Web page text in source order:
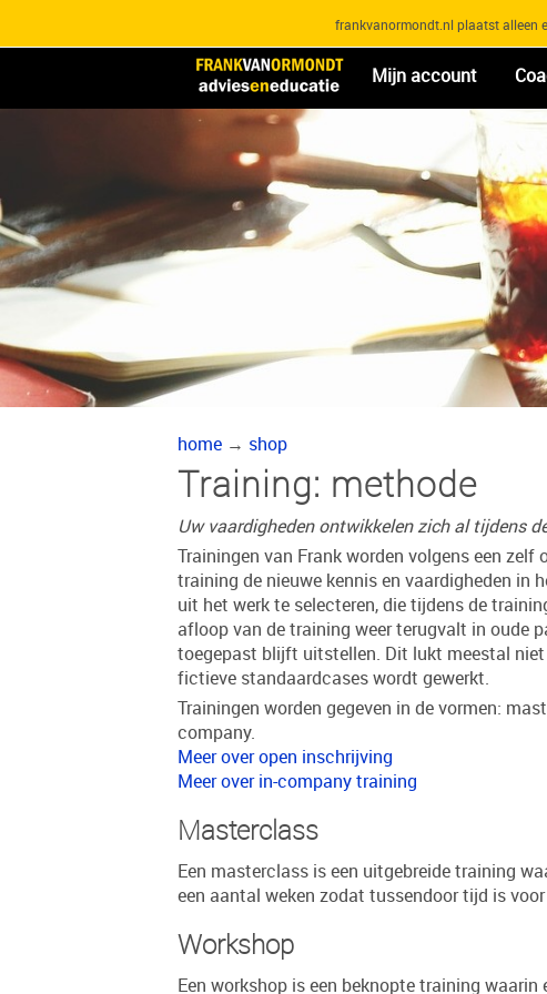
frankvanormondt.nl plaatst alleen
Mijn account
home → shop
Training: methode
Uw vaardigheden ontwikkelen zich al tijdens
Trainingen van Frank worden volgens een
training de nieuwe kennis en vaardigheden in
uit het werk te selecteren, die tijdens de
afloop van de training weer terugvalt in oude
toegepast blijft uitstellen. Dit lukt meestal
fictieve standaardcases wordt gewerkt.
Trainingen worden gegeven in de vormen:
company.
Meer over open inschrijving
Meer over in-company training
Masterclass
Een masterclass is een uitgebreide training
een aantal weken zodat tussendoor tijd is
Workshop
Een workshop is een beknopte training